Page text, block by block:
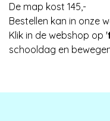
De map kost 145,-
Bestellen kan in onze
Klik in de webshop op '
schooldag en